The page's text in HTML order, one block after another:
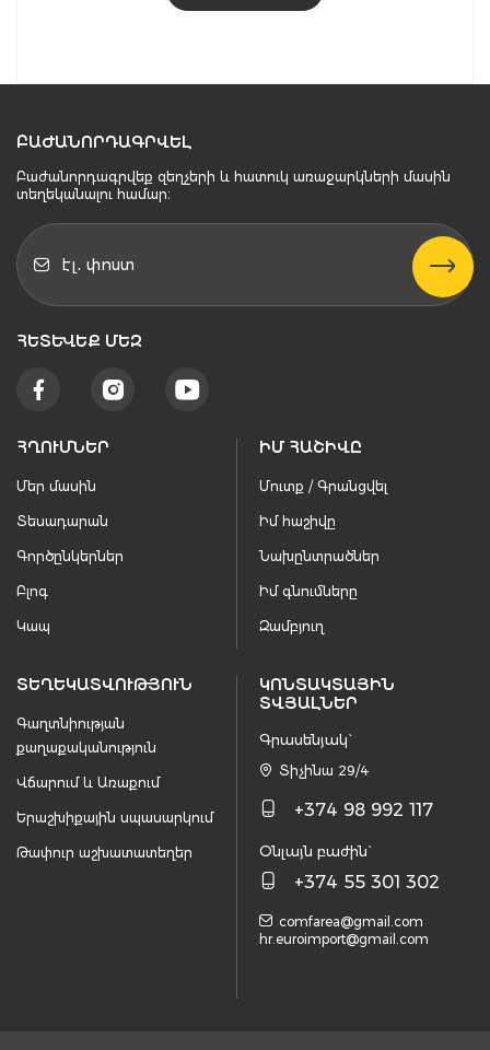
ԲԱԺԱՆՈՐԴԱԳՐՎԵԼ
Բաժանորդագրվեք զեղչերի և հատուկ առաջարկների մասին
տեղեկանալու համար։
ՀԵՏԵՒԵՔ ՄԵԶ
ՀՂՈՒՄՆԵՐ
Մեր մասին
Տեսադարան
Գործընկերներ
Բլոգ
Կապ
ԻՄ ՀԱՇԻՎԸ
Մուտք / Գրանցվել
Իմ հաշիվը
Նախընտրածներ
Իմ գնումները
Զամբյուղ
ՏԵՂԵԿԱՏՎՈՒԹՅՈՒՆ
Գաղտնիության
քաղաքականություն
Վճարում և Առաքում
Երաշխիքային սպասարկում
Թափուր աշխատատեղեր
ԿՈՆՏԱԿՏԱՅԻՆ
ՏՎՅԱԼՆԵՐ
Գրասենյակ`
Տիչինա 29/4
+374 98 992 117
Օնլայն բաժին`
+374 55 301 302
comfarea@gmail.com
hr.euroimport@gmail.com